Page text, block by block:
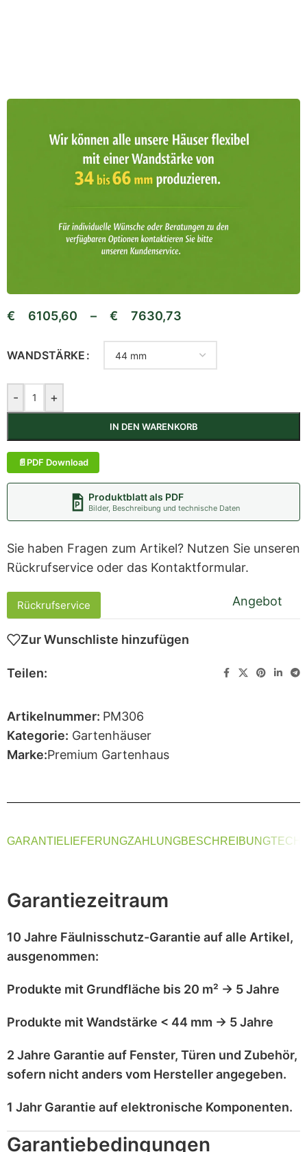
€ 6105,60 – € 7630,73
WANDSTÄRKE
- +
IN DEN WARENKORB
PDF Download
Produktblatt als PDF
Bilder, Beschreibung und technische Daten
Sie haben Fragen zum Artikel? Nutzen Sie unseren
Rückrufservice oder das Kontaktformular.
Rückrufservice Angebot
Zur Wunschliste hinzufügen
Teilen:
Artikelnummer: PM306
Kategorie: Gartenhäuser
Marke:Premium Gartenhaus
GARANTIELIEFERUNGZAHLUNGBESCHREIBUNG
Garantiezeitraum
10 Jahre Fäulnisschutz-Garantie auf alle Artikel,
ausgenommen:
Produkte mit Grundfläche bis 20 m² → 5 Jahre
Produkte mit Wandstärke < 44 mm → 5 Jahre
2 Jahre Garantie auf Fenster, Türen und Zubehör,
sofern nicht anders vom Hersteller angegeben.
1 Jahr Garantie aufelektronische Komponenten.
Garantiebedingungen